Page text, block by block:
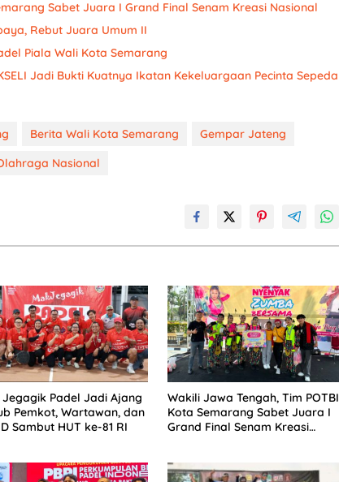
Sabet Juara I Grand Final Senam Kreasi Nasional
Rebut Juara Umum II
Piala Wali Kota Semarang
Jadi Bukti Kuatnya Ikatan Kekeluargaan Pecinta Sepeda
Berita Wali Kota Semarang
Gempar Jateng
Nasional
Jegagik Padel Jadi Ajang
Pemkot, Wartawan, dan
Sambut HUT ke-81 RI
Wakili Jawa Tengah, Tim POTBI
Kota Semarang Sabet Juara I
Grand Final Senam Kreasi